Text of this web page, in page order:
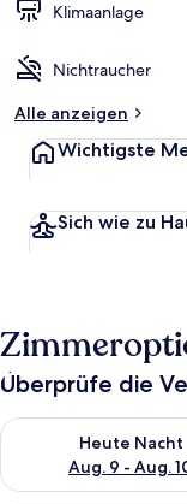
Klimaanlage
Nichtraucher
Alle anzeigen
Wichtigste
Sich wie zu
Überprüfe die
Heute Nacht
Aug. 9 - Aug.
Überprüfe die